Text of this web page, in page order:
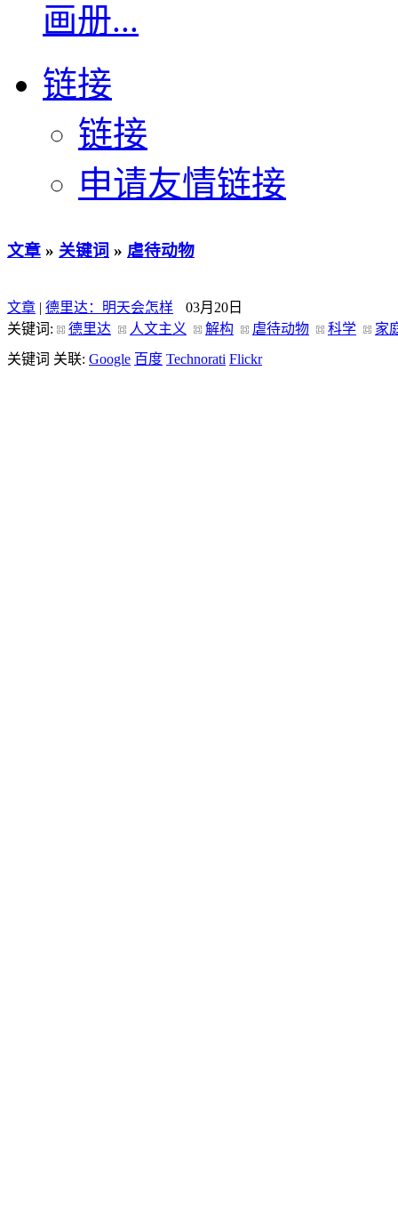
画册...
链接
链接
申请友情链接
文章 » 关键词 » 虐待动物
文章 | 德里达：明天会怎样
03月20日
关键词:
德里达 人文主义 解构 虐待动物 科学
家
关键词 关联: Google 百度 Technorati Flickr